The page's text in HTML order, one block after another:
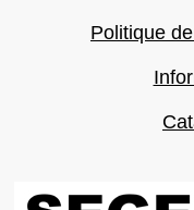
Politique